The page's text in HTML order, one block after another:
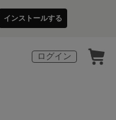
インストールする
ログイン